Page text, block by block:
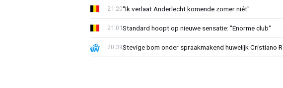
"Ik verlaat Anderlecht komende zomer niét"
21:20
Standard hoopt op nieuwe sensatie: "Enorme club"
21:01
Stevige bom onder spraakmakend huwelijk Cristiano
20:39